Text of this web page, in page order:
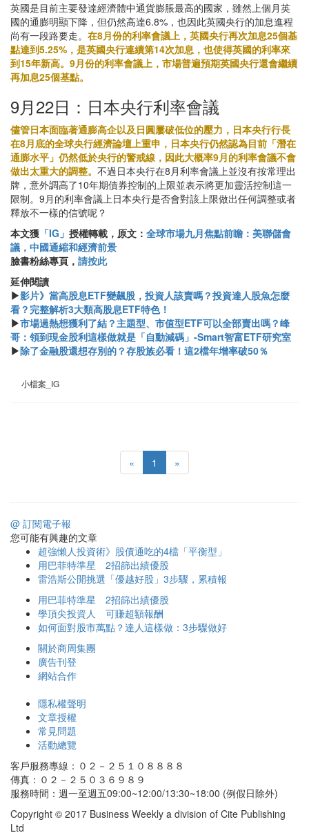
英國是目前主要發達經濟體中通貨膨脹最高的國家，雖然上個月英
國的通膨明顯下降，但仍然高達6.8%，也因此英國央行的加息進程
尚有一段路要走。 在8月份的利率會議上，英國央行再次加息25個基
點達到5.25%，是英國央行連續第14次加息，也使得英國的利率來
到15年新高。9月份的利率會議上，市場普遍預期英國央行還會繼續
再加息25個基點。
9月22日：日本央行利率會議
儘管日本面臨著通膨高企以及日圓屢破低位的壓力，日本央行行長
在8月底的全球央行經濟論壇上重申，日本央行仍然認為目前「潛在
通膨水平」仍然低於央行的警戒線，因此大概率9月的利率會議不會
做出太重大的調整。 不過日本央行在8月利率會議上並沒有按常理出
牌，意外調高了10年期債券控制的上限並表示將更加靈活控制這一
限制。9月的利率會議上日本央行是否會對該上限做出任何調整或者
釋放不一樣的信號呢？
本文獲 「IG」 授權轉載，原文： 全球市場九月焦點前瞻：美聯儲會
議，中國通縮和經濟前景
臉書粉絲專頁， 請按此
延伸閱讀
▶影片》當高股息ETF變飆股，投資人該賣嗎？投資達人股魚怎麼
看？完整解析3大類高股息ETF特色！
▶市場過熱想獲利了結？主題型、市值型ETF可以全部賣出嗎？峰
哥：領到現金股利這樣做就是「自動減碼」-Smart智富ETF研究室
▶除了金融股還想存別的？存股族必看！這2檔年增率破50％
小檔案_IG
« 1 »
@ 訂閱電子報
您可能有興趣的文章
超強懶人投資術》股債通吃的4檔「平衡型」
用巴菲特準星 2招篩出績優股
雷浩斯公開挑選「優越好股」3步驟，累積報
用巴菲特準星 2招篩出績優股
學頂尖投資人 可賺超額報酬
如何面對股市萬點？達人這樣做：3步驟做好
關於商周集團
廣告刊登
網站合作
隱私權聲明
文章授權
常見問題
活動總覽
客戶服務專線：０２－２５１０８８８８
傳真：０２－２５０３６９８９
服務時間：週一至週五09:00~12:00/13:30~18:00 (例假日除外)
Copyright © 2017 Business Weekly a division of Cite Publishing
Ltd